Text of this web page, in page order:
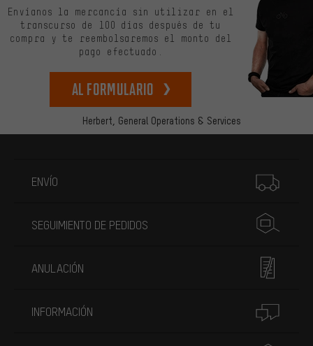
Herbert, General Operations & Services
Envíanos la mercancía sin utilizar en el
transcurso de 100 días después de tu
compra y te reembolsaremos el monto del
pago efectuado.
Al formulario
ENVÍO
SEGUIMIENTO DE PEDIDOS
ANULACIÓN
INFORMACIÓN